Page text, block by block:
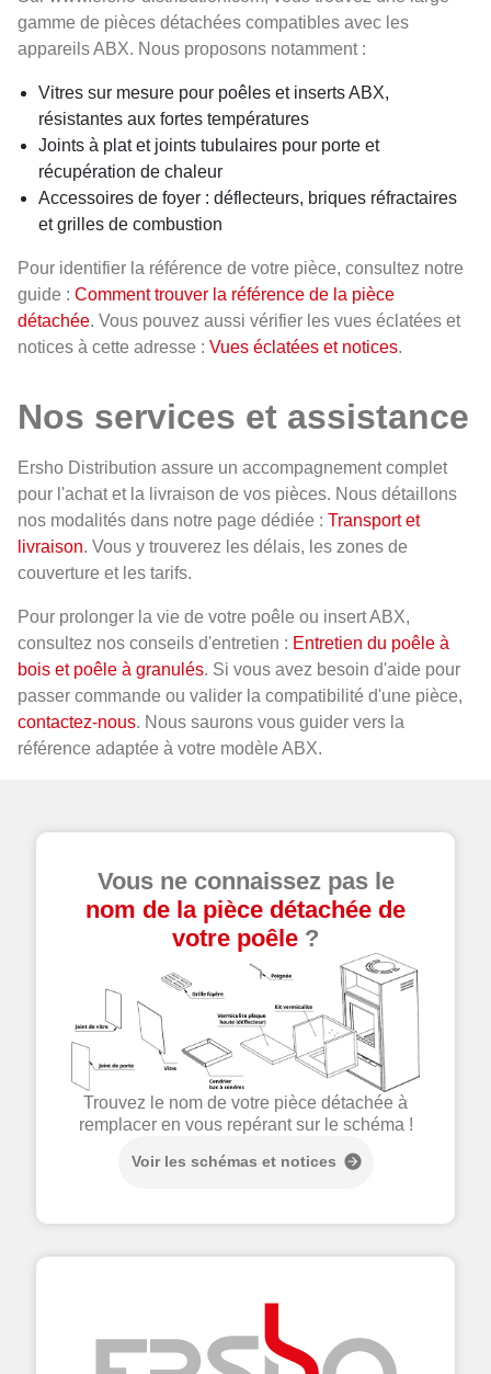
gamme de pièces détachées compatibles avec les
appareils ABX. Nous proposons notamment :
Vitres sur mesure pour poêles et inserts ABX,
résistantes aux fortes températures
Joints à plat et joints tubulaires pour porte et
récupération de chaleur
Accessoires de foyer : déflecteurs, briques réfractaires
et grilles de combustion
Pour identifier la référence de votre pièce, consultez notre
guide : Comment trouver la référence de la pièce
détachée. Vous pouvez aussi vérifier les vues éclatées et
notices à cette adresse : Vues éclatées et notices.
Nos services et assistance
Ersho Distribution assure un accompagnement complet
pour l'achat et la livraison de vos pièces. Nous détaillons
nos modalités dans notre page dédiée : Transport et
livraison. Vous y trouverez les délais, les zones de
couverture et les tarifs.
Pour prolonger la vie de votre poêle ou insert ABX,
consultez nos conseils d'entretien : Entretien du poêle à
bois et poêle à granulés. Si vous avez besoin d'aide pour
passer commande ou valider la compatibilité d'une pièce,
contactez-nous. Nous saurons vous guider vers la
référence adaptée à votre modèle ABX.
Vous ne connaissez pas le
nom de la pièce détachée de
votre poêle ?
Trouvez le nom de votre pièce détachée à
remplacer en vous repérant sur le schéma !
Voir les schémas et notices